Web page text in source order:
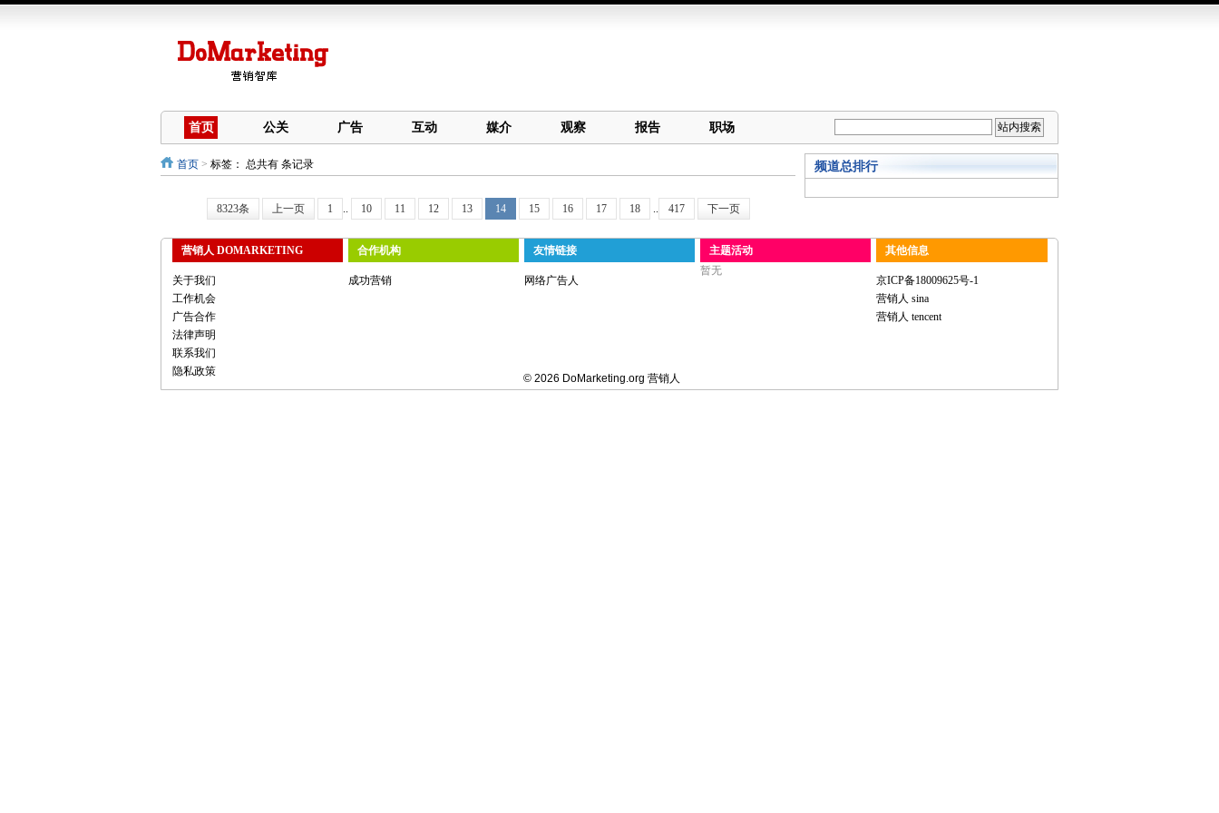
首页 公关 广告 互动 媒介 观察 报告 职场
首页 > 标签： 总共有 条记录
8323条 上一页 1 .. 10 11 12 13 14 15 16 17 18 .. 417 下一页
频道总排行
营销人 DOMARKETING
关于我们
工作机会
广告合作
法律声明
联系我们
隐私政策
合作机构
成功营销
友情链接
网络广告人
主题活动
暂无
其他信息
京ICP备18009625号-1
营销人 sina
营销人 tencent
© 2026 DoMarketing.org 营销人